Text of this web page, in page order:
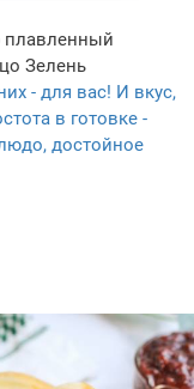
Зелень
- для вас! И вкус,
в готовке -
достойное